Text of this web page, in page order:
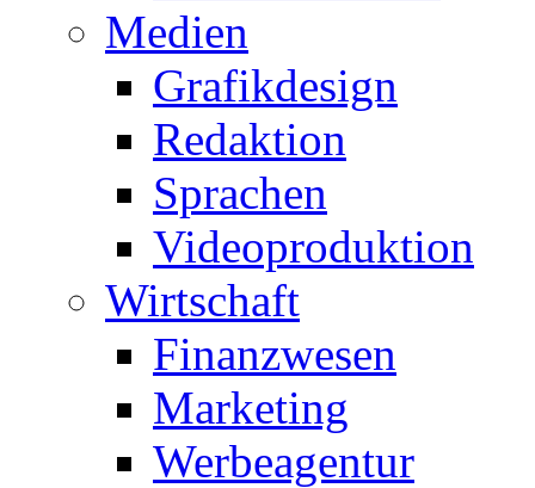
Medien
Grafikdesign
Redaktion
Sprachen
Videoproduktion
Wirtschaft
Finanzwesen
Marketing
Werbeagentur